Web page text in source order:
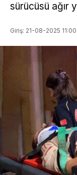
sürücüsü ağır
Giriş: 21-08-2025 11:00